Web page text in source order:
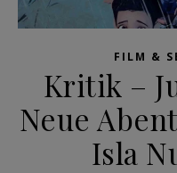
FILM &
Kritik –
Neue
Isla